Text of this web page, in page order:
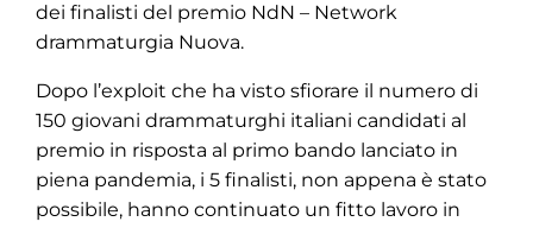
dei finalisti del premio NdN – Network
drammaturgia Nuova.
Dopo l’exploit che ha visto sfiorare il numero di
150 giovani drammaturghi italiani candidati al
premio in risposta al primo bando lanciato in
piena pandemia, i 5 finalisti, non appena è stato
possibile, hanno continuato un fitto lavoro in